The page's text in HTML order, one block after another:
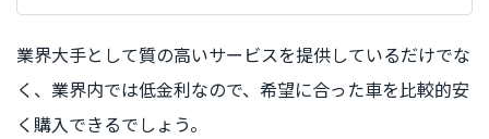
業界大手として質の高いサービスを提供しているだけでな
く、業界内では低金利なので、希望に合った車を比較的安
く購入できるでしょう。